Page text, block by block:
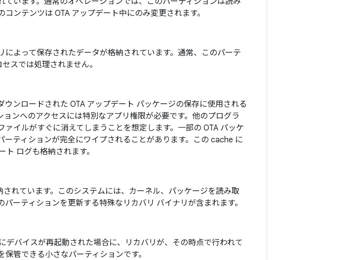
ンテンツは OTA アップデート中にのみ変更されます。
によって保存されたデータが格納されています。通常、このパーテ
スでは処理されません。
ンロードされた OTA アップデート パッケージの保存に使用される
ンへのアクセスには特別なアプリ権限が必要です。他のプログラ
イルがすぐに消えてしまうことを想定します。一部の OTA パッケ
ーティションが完全にワイプされることがあります。この cache に
ト ログも格納されます。
れています。このシステムには、カーネル、パッケージを読み取
ーティションを更新する特殊なリカバリ バイナリが含まれます。
デバイスが再起動された場合に、リカバリが、その時点で行われて
管できる小さなパーティションです。